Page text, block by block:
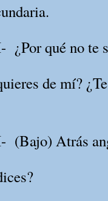
¿Por qué no te
de mí?
(Bajo) Atrás